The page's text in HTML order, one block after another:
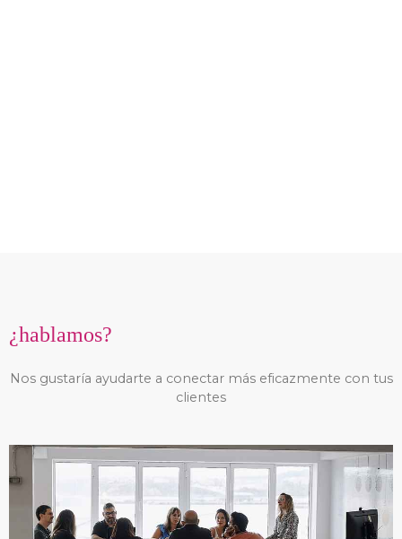
¿hablamos?
Nos gustaría ayudarte a conectar más eficazmente con tus
clientes